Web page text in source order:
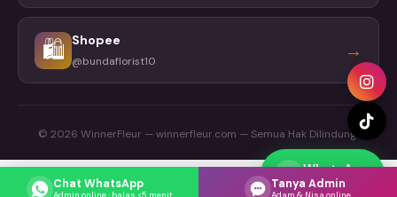
🛍 Shopee
@bundaflorist10 →
© 2026 WinnerFleur — winnerfleur.com — Semua Hak Dilindungi
WhatsApp
Respons cepat
Chat WhatsApp Tanya Admin